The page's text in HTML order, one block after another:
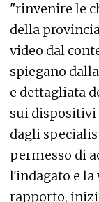
"rinvenire le
della
video dal
spiegano
e dettagliata
sui dispositivi
dagli
permesso di
l'indagato e
rapporto,